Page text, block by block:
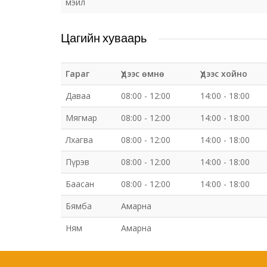
Цагийн хуваарь
Гараг Үдээс өмнө
Үдээс хойно
Даваа
08:00 - 12:00
14:00 - 18:00
Мягмар
08:00 - 12:00
14:00 - 18:00
Лхагва
08:00 - 12:00
14:00 - 18:00
Пүрэв
08:00 - 12:00
14:00 - 18:00
Баасан
08:00 - 12:00
14:00 - 18:00
Бямба
Амарна
Ням
Амарна